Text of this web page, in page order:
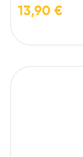
13,90 €